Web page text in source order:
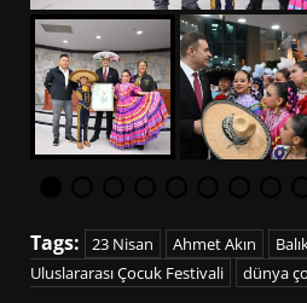
Tags: 23 Nisan Ahmet Akın
Uluslararası Çocuk Festivali
dünya